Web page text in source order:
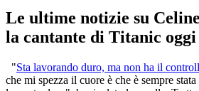
Le ultime notizie su
la cantante di Titanic oggi
"Sta lavorando duro, ma non ha il
che mi spezza il cuore è che è sempre